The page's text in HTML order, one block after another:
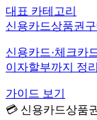
대표 카테고리
신용카드상품권
신용카드·체크카
이자할부까지 정
가이드 보기
💳 신용카드상품